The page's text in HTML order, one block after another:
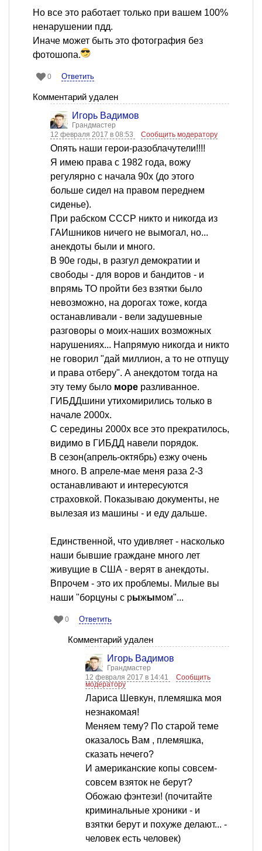
Но все это работает только при вашем 100%
ненарушении пдд.
Иначе может быть это фотография без
фотошопа.
0 Ответить
Комментарий удален
Игорь Вадимов
Грандмастер
12 февраля 2017 в 08:53
Сообщить модератору
Опять наши герои-разоблачутели!!!!
Я имею права с 1982 года, вожу
регулярно с начала 90х (до этого
больше сидел на правом переднем
сиденье).
При рабском СССР никто и никогда из
ГАИшников ничего не вымогал, но...
анекдоты были и много.
В 90е годы, в разгул демократии и
свободы - для воров и бандитов - и
впрямь ТО пройти без взятки было
невозможно, на дорогах тоже, когда
останавливали - вели задушевные
разговоры о моих-наших возможных
нарушениях... Напрямую никогда и никто
не говорил "дай миллион, а то не отпущу
и права отберу". А анекдотом тогда на
эту тему было море разливанное.
ГИБДДшини утихомирились только в
начале 2000х.
С середины 2000х все это прекратилось,
видимо в ГИБДД навели порядок.
В сезон(апрель-октябрь) езжу очень
много. В апреле-мае меня раза 2-3
останавливают и интересуются
страховкой. Показываю документы, не
вылезая из машины - и еду дальше.
Единственной, что удивляет - насколько
наши бывшие граждане много лет
живущие в США - верят в анекдоты.
Впрочем - это их проблемы. Милые вы
наши "борцуны с рыжымом"...
0 Ответить
Комментарий удален
Игорь Вадимов
Грандмастер
12 февраля 2017 в 14:41
Сообщить
модератору
Лариса Шевкун, племяшка моя
незнакомая!
Меняем тему? По старой теме
оказалось Вам , племяшка,
сказать нечего?
И американские копы совсем-
совсем взяток не берут?
Обожаю фэнтези! (почитайте
криминальные хроники - и
взятки берут и похуже делают... -
человек есть человек)